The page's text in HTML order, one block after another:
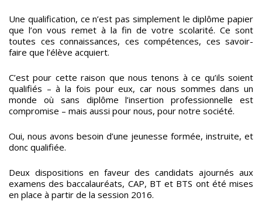
Une qualification, ce n’est pas simplement le diplôme papier
que l’on vous remet à la fin de votre scolarité. Ce sont
toutes ces connaissances, ces compétences, ces savoir-
faire que l’élève acquiert.
C’est pour cette raison que nous tenons à ce qu’ils soient
qualifiés – à la fois pour eux, car nous sommes dans un
monde où sans diplôme l’insertion professionnelle est
compromise – mais aussi pour nous, pour notre société.
Oui, nous avons besoin d’une jeunesse formée, instruite, et
donc qualifiée.
Deux dispositions en faveur des candidats ajournés aux
examens des baccalauréats, CAP, BT et BTS ont été mises
en place à partir de la session 2016.